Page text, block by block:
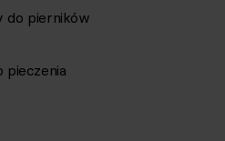
do pierników
pieczenia